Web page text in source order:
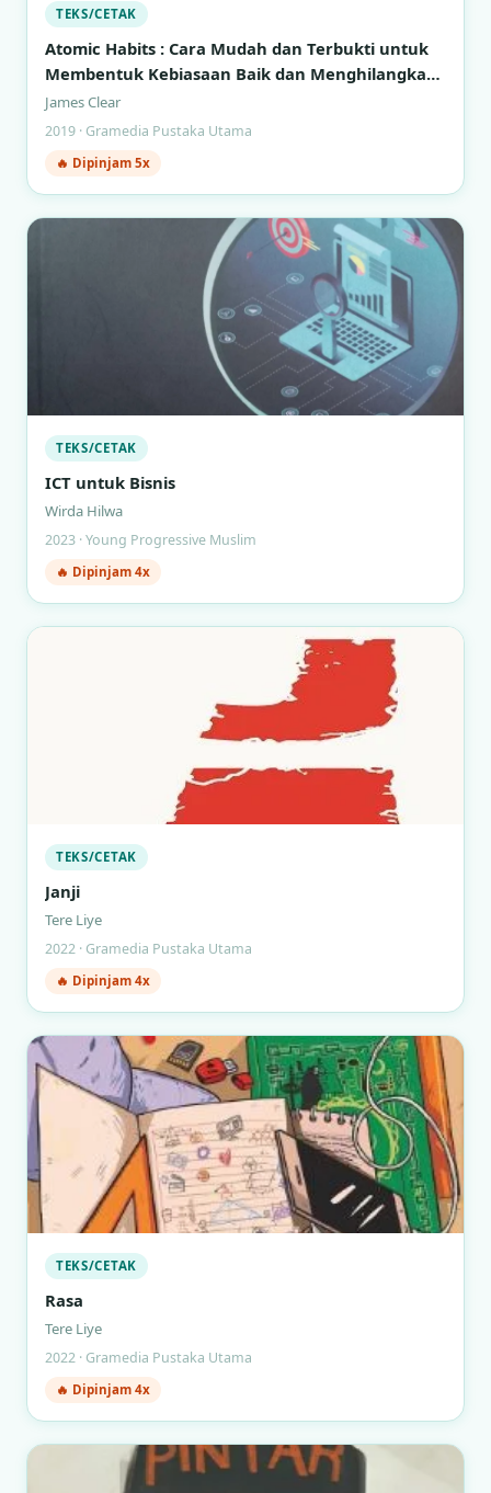
TEKS/CETAK
Atomic Habits : Cara Mudah dan Terbukti untuk
Membentuk Kebiasaan Baik dan Menghilangkan
Kebiasaan Buruk
James Clear
2019 · Gramedia Pustaka Utama
🔥 Dipinjam 5x
TEKS/CETAK
ICT untuk Bisnis
Wirda Hilwa
2023 · Young Progressive Muslim
🔥 Dipinjam 4x
TEKS/CETAK
Janji
Tere Liye
2022 · Gramedia Pustaka Utama
🔥 Dipinjam 4x
TEKS/CETAK
Rasa
Tere Liye
2022 · Gramedia Pustaka Utama
🔥 Dipinjam 4x